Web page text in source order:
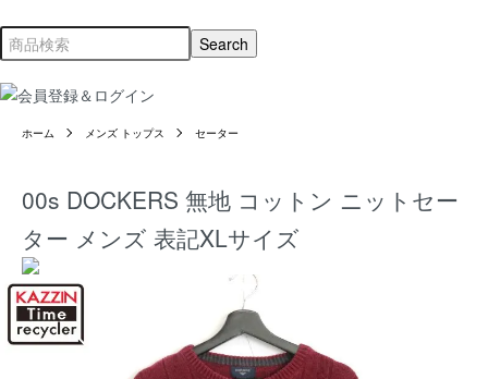
ホーム メンズ トップス セーター
00s DOCKERS 無地 コットン ニットセー
ター メンズ 表記XLサイズ